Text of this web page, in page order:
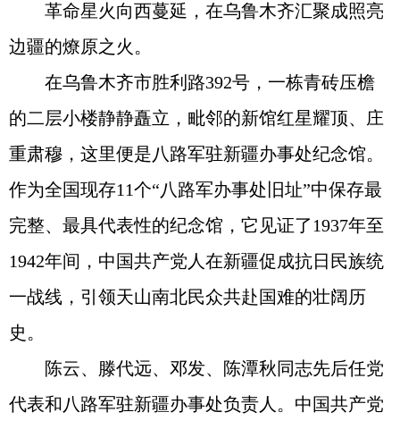
革命星火向西蔓延，在乌鲁木齐汇聚成照亮
边疆的燎原之火。
在乌鲁木齐市胜利路392号，一栋青砖压檐
的二层小楼静静矗立，毗邻的新馆红星耀顶、庄
重肃穆，这里便是八路军驻新疆办事处纪念馆。
作为全国现存11个“八路军办事处旧址”中保存最
完整、最具代表性的纪念馆，它见证了1937年至
1942年间，中国共产党人在新疆促成抗日民族统
一战线，引领天山南北民众共赴国难的壮阔历
史。
陈云、滕代远、邓发、陈潭秋同志先后任党
代表和八路军驻新疆办事处负责人。中国共产党